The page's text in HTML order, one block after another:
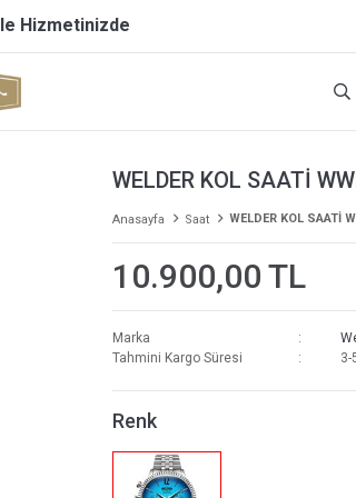
Hizmetinizde
WELDER KOL SAATİ
Anasayfa Saat WELDER KOL SAATİ
10.900,00 TL
Marka
Tahmini Kargo Süresi
3-
Renk